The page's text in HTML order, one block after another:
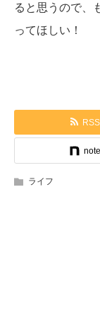
ると思うので、
ってほしい！
RSS
note
ライフ